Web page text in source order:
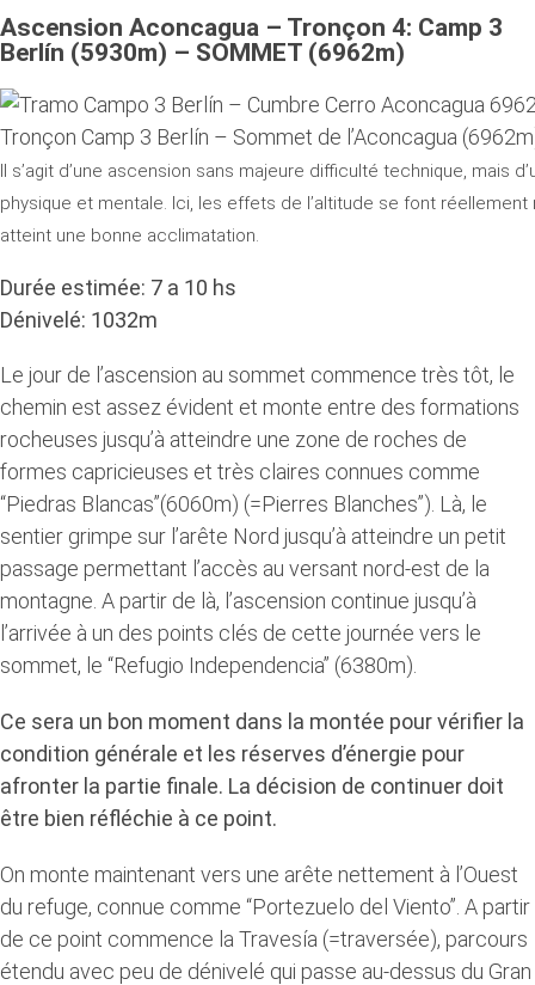
Ascension Aconcagua – Tronçon 4: Camp 3
Berlín (5930m) – SOMMET (6962m)
Tronçon Camp 3 Berlín – Sommet de l’Aconcagua
Il s’agit d’une ascension sans majeure difficulté technique, mais
physique et mentale. Ici, les effets de l’altitude se font réellement
atteint une bonne acclimatation.
Durée estimée: 7 a 10 hs
Dénivelé: 1032m
Le jour de l’ascension au sommet commence très tôt, le
chemin est assez évident et monte entre des formations
rocheuses jusqu’à atteindre une zone de roches de
formes capricieuses et très claires connues comme
“Piedras Blancas”(6060m) (=Pierres Blanches”). Là, le
sentier grimpe sur l’arête Nord jusqu’à atteindre un petit
passage permettant l’accès au versant nord-est de la
montagne. A partir de là, l’ascension continue jusqu’à
l’arrivée à un des points clés de cette journée vers le
sommet, le “Refugio Independencia” (6380m).
Ce sera un bon moment dans la montée pour vérifier la
condition générale et les réserves d’énergie pour
afronter la partie finale. La décision de continuer doit
être bien réfléchie à ce point.
On monte maintenant vers une arête nettement à l’Ouest
du refuge, connue comme “Portezuelo del Viento”. A partir
de ce point commence la Travesía (=traversée), parcours
étendu avec peu de dénivelé qui passe au-dessus du Gran